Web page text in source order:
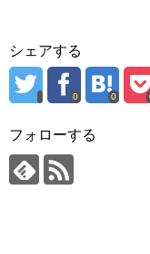
シェアする
0 0
フォローする